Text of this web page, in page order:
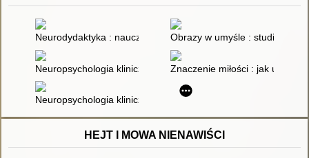
Neurodydaktyka : nauczanie i uczenie się przyjazne mózgowi
Obrazy w umyśle : studia nad
Neuropsychologia kliniczna : urazy mózgu. 1
Znaczenie miłości : jak
Neuropsychologia kliniczna : urazy mózgu. 2
HEJT I MOWA NIENAWIŚCI